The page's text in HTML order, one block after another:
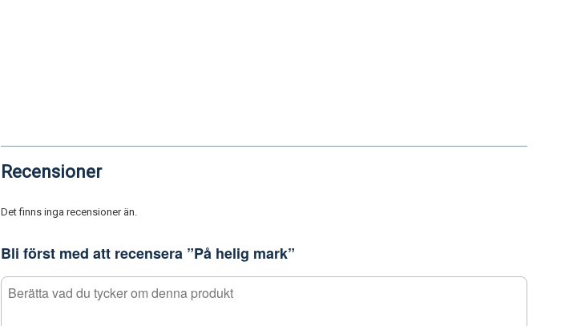
Recensioner
Det finns inga recensioner än.
Bli först med att recensera ”På helig mark”